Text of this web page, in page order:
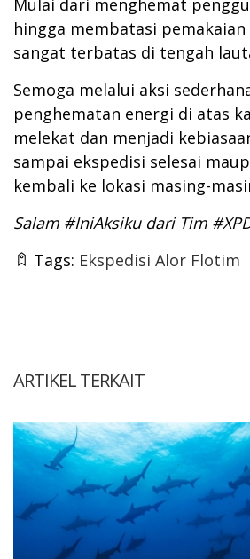
hingga membatasi
sangat terbatas di tengah
Semoga melalui aksi
penghematan energi di atas
melekat dan menjadi
sampai ekspedisi selesai
kembali ke lokasi masing-
Salam #IniAksiku dari Tim
Tags: Ekspedisi Alor Flotim
ARTIKEL TERKAIT